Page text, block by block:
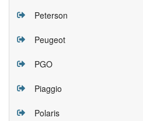
Peterson
Peugeot
PGO
Piaggio
Polaris